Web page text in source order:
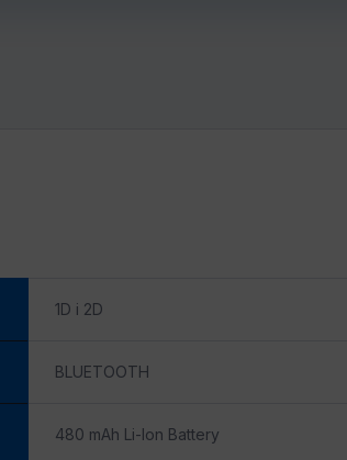
1D i 2D
BLUETOOTH
480 mAh Li-Ion Battery